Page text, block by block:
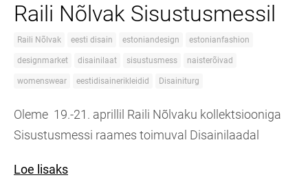
Raili Nõlvak Sisustusmessil
Raili Nõlvak eesti disain estoniandesign estonianfashion
designmarket disainilaat sisustusmess naisterõivad
womenswear eestidisainerikleidid Disainiturg
Oleme 19.-21. aprillil Raili Nõlvaku kollektsiooniga
Sisustusmessi raames toimuval Disainilaadal
Loe lisaks